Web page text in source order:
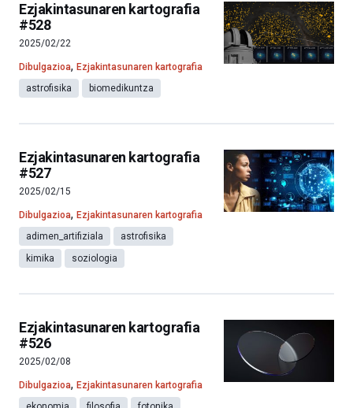
Ezjakintasunaren kartografia
#528
2025/02/22
Dibulgazioa, Ezjakintasunaren kartografia
astrofisika
biomedikuntza
Ezjakintasunaren kartografia
#527
2025/02/15
Dibulgazioa, Ezjakintasunaren kartografia
adimen_artifiziala
astrofisika
kimika
soziologia
Ezjakintasunaren kartografia
#526
2025/02/08
Dibulgazioa, Ezjakintasunaren kartografia